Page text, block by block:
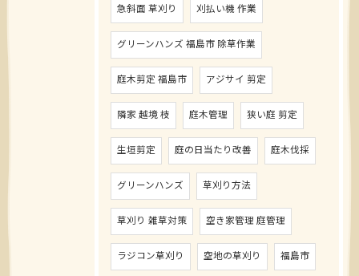
急斜面 草刈り 刈払い機 作業
グリーンハンズ 福島市 除草作業
庭木剪定 福島市 アジサイ 剪定
隣家 越境 枝 庭木管理 狭い庭 剪定
生垣剪定 庭の日当たり改善 庭木伐採
グリーンハンズ 草刈り方法
草刈り 雑草対策 空き家管理 庭管理
ラジコン草刈り 空地の草刈り 福島市